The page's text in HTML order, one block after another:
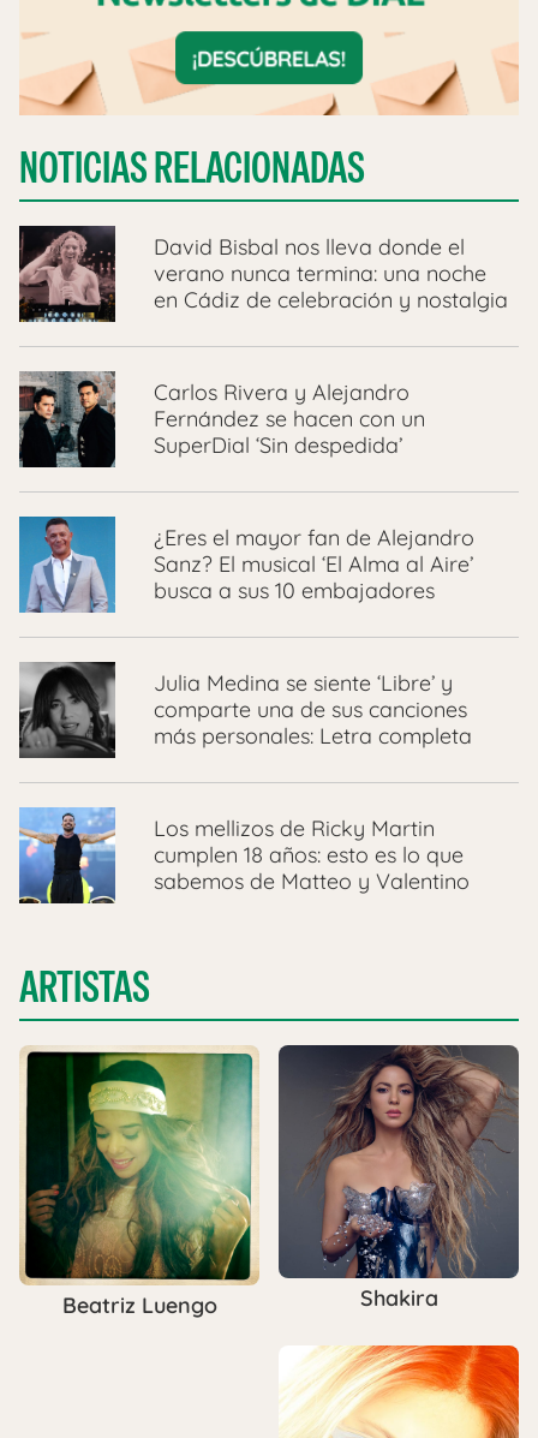
NOTICIAS RELACIONADAS
David Bisbal nos lleva donde el
verano nunca termina: una noche
en Cádiz de celebración y nostalgia
Carlos Rivera y Alejandro
Fernández se hacen con un
SuperDial ‘Sin despedida’
¿Eres el mayor fan de Alejandro
Sanz? El musical ‘El Alma al Aire’
busca a sus 10 embajadores
Julia Medina se siente ‘Libre’ y
comparte una de sus canciones
más personales: Letra completa
Los mellizos de Ricky Martin
cumplen 18 años: esto es lo que
sabemos de Matteo y Valentino
ARTISTAS
Beatriz Luengo Shakira